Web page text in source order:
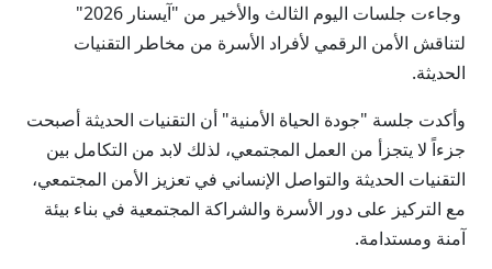
وجاءت جلسات اليوم الثالث والأخير من "آيسنار 2026"
لتناقش الأمن الرقمي لأفراد الأسرة من مخاطر التقنيات
الحديثة.
وأكدت جلسة "جودة الحياة الأمنية" أن التقنيات الحديثة أصبحت
جزءاً لا يتجزأ من العمل المجتمعي، لذلك لابد من التكامل بين
التقنيات الحديثة والتواصل الإنساني في تعزيز الأمن المجتمعي،
مع التركيز على دور الأسرة والشراكة المجتمعية في بناء بيئة
آمنة ومستدامة.